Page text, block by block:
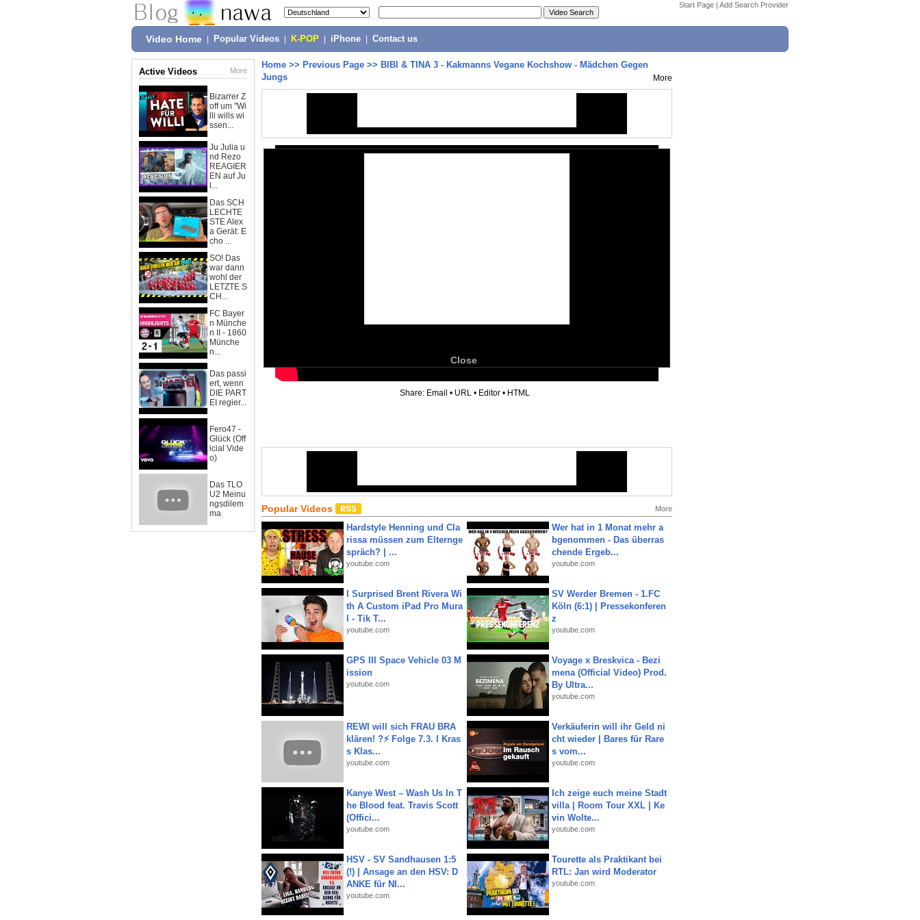
Start Page | Add Search Provider
Video Home Popular Videos K-POP iPhone Contact us
Active Videos More
Bizarrer Z
off um "Wi
lli wills wi
ssen...
Ju Julia u
nd Rezo
REAGIER
EN auf Ju
l...
Das SCH
LECHTE
STE Alex
a Gerät: E
cho ...
SO! Das
war dann
wohl der
LETZTE S
CH...
FC Bayer
n Münche
n II - 1860
Münche
n...
Das passi
ert, wenn
DIE PART
EI regier...
Fero47 -
Glück (Off
icial Vide
o)
Das TLO
U2 Meinu
ngsdilem
ma
Home >> Previous Page >> BIBI & TINA 3 - Kakmanns Vegane Kochshow - Mädchen Gegen
Jungs
More
Close
Share: Email • URL • Editor • HTML
Popular Videos More
Hardstyle Henning und Cla
rissa müssen zum Elternge
spräch? | ...
youtube.com
Wer hat in 1 Monat mehr a
bgenommen - Das überras
chende Ergeb...
youtube.com
I Surprised Brent Rivera Wi
th A Custom iPad Pro Mura
l - Tik T...
youtube.com
SV Werder Bremen - 1.FC
Köln (6:1) | Pressekonferen
z
youtube.com
GPS III Space Vehicle 03 M
ission
youtube.com
Voyage x Breskvica - Bezi
mena (Official Video) Prod.
By Ultra...
youtube.com
REWI will sich FRAU BRA
klären! ?⚡️ Folge 7.3. I Kras
s Klas...
youtube.com
Verkäuferin will ihr Geld ni
cht wieder | Bares für Rare
s vom...
youtube.com
Kanye West – Wash Us In T
he Blood feat. Travis Scott
(Offici...
youtube.com
Ich zeige euch meine Stadt
villa | Room Tour XXL | Ke
vin Wolte...
youtube.com
HSV - SV Sandhausen 1:5
(!) | Ansage an den HSV: D
ANKE für NI...
youtube.com
Tourette als Praktikant bei
RTL: Jan wird Moderator
youtube.com